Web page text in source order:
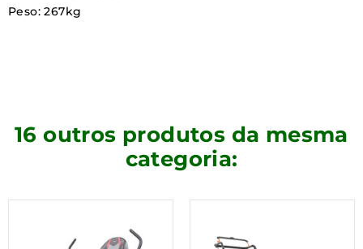
Peso: 267kg
16 outros produtos da mesma
categoria: